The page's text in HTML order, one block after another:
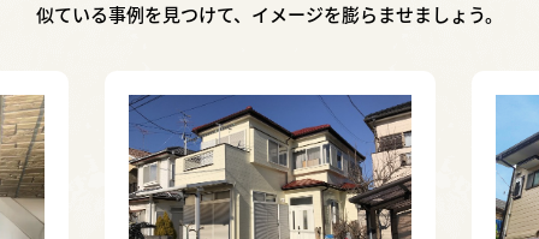
似ている事例を見つけて、イメージを膨らませましょう。